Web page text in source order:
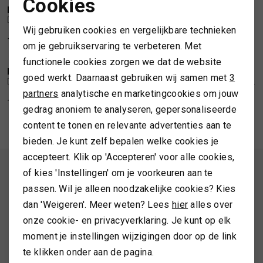
TASSEN
TOPS EN SHIRTS
TRUIEN
VESTEN
/2
DEPECHE
Depeche Shopper croco black
145,00 129,99
/2
DEPECHE
Depeche Florence shopper
199,99
1 /2
DEPECHE
Depeche Sofya shoulderbag dark taupe
ALTIJD ALS EERSTE OP DE HOOGTE ZIJN?
Schrijf je in en ontvang 10% korting op je 1e bestelling
AANMELDEN
Noodzakelijke cookies
Analytische cookies
Marketing cookies
Cookies
Wij gebruiken cookies en vergelijkbare technieken
om je gebruikservaring te verbeteren. Met
functionele cookies zorgen we dat de website
goed werkt. Daarnaast gebruiken wij samen met 3
partners analytische en marketingcookies om jouw
gedrag anoniem te analyseren, gepersonaliseerde
content te tonen en relevante advertenties aan te
bieden. Je kunt zelf bepalen welke cookies je
accepteert. Klik op 'Accepteren' voor alle cookies,
of kies 'Instellingen' om je voorkeuren aan te
passen. Wil je alleen noodzakelijke cookies? Kies
dan 'Weigeren'. Meer weten? Lees hier alles over
onze cookie- en privacyverklaring. Je kunt op elk
moment je instellingen wijzigingen door op de link
te klikken onder aan de pagina.